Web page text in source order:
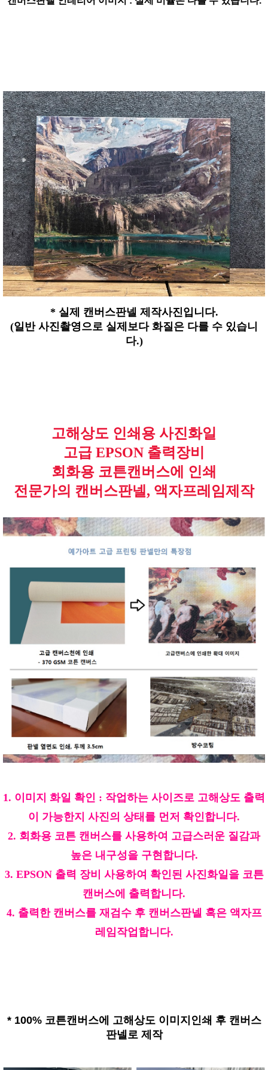
* 실제 캔버스판넬 제작사진입니다.
(일반 사진촬영으로 실제보다 화질은 다를 수 있습니
다.)
고해상도 인쇄용 사진화일
고급 EPSON 출력장비
회화용 코튼캔버스에 인쇄
전문가의 캔버스판넬, 액자프레임제작
1. 이미지 화일 확인 : 작업하는 사이즈로 고해상도 출력
이 가능한지 사진의 상태를 먼저 확인합니다.
2. 회화용 코튼 캔버스를 사용하여 고급스러운 질감과
높은 내구성을 구현합니다.
3. EPSON 출력 장비 사용하여 확인된 사진화일을 코튼
캔버스에 출력합니다.
4. 출력한 캔버스를 재검수 후 캔버스판넬 혹은 액자프
레임작업합니다.
* 100% 코튼캔버스에 고해상도 이미지인쇄 후 캔버스
판넬로 제작